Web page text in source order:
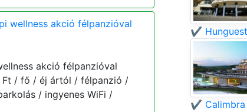
wellness akció félpanzióval
akció félpanzióval
Ft / fő / éj ártól / félpanzió /
/ ingyenes WiFi /
✔️
✔️ Calimbra